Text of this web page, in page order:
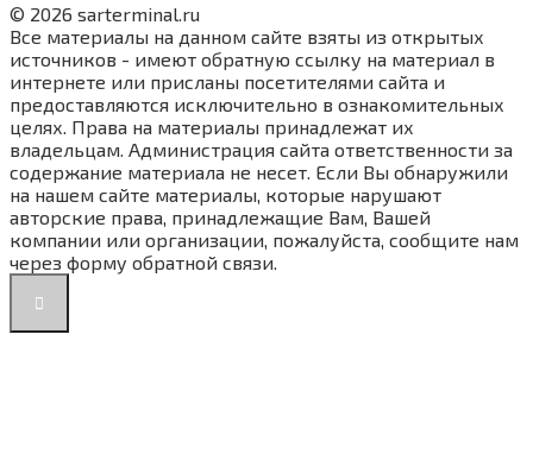
© 2026 sarterminal.ru
Все материалы на данном сайте взяты из открытых
источников - имеют обратную ссылку на материал в
интернете или присланы посетителями сайта и
предоставляются исключительно в ознакомительных
целях. Права на материалы принадлежат их
владельцам. Администрация сайта ответственности за
содержание материала не несет. Если Вы обнаружили
на нашем сайте материалы, которые нарушают
авторские права, принадлежащие Вам, Вашей
компании или организации, пожалуйста, сообщите нам
через форму обратной связи.